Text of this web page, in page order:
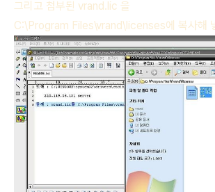
그리고 첨부된 vrand.lic 을
C:\Program Files\vrand\licenses에 복사해